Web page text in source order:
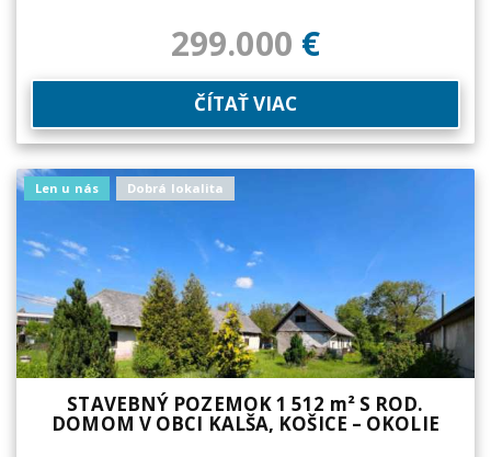
299.000 €
ČÍTAŤ VIAC
Len u nás Dobrá lokalita
STAVEBNÝ POZEMOK 1 512 m² S ROD.
DOMOM V OBCI KALŠA, KOŠICE – OKOLIE